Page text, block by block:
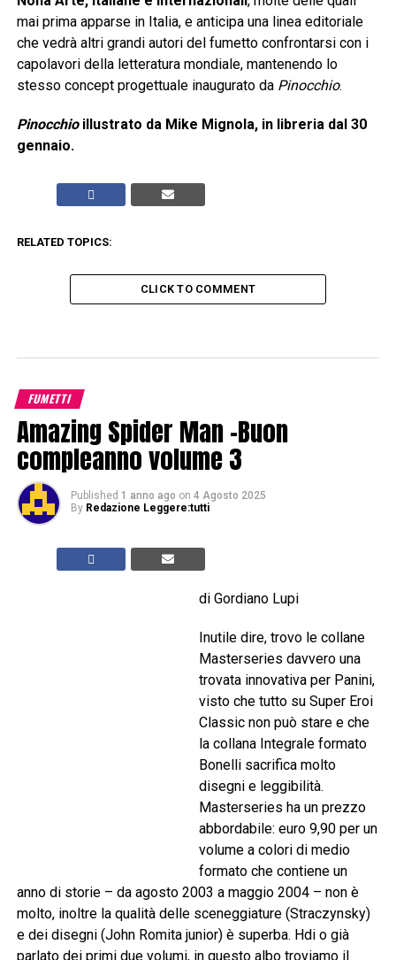
mai prima apparse in Italia, e anticipa una linea editoriale
che vedrà altri grandi autori del fumetto confrontarsi con i
capolavori della letteratura mondiale, mantenendo lo
stesso concept progettuale inaugurato da Pinocchio.
Pinocchioillustrato da Mike Mignola, in libreria dal 30
gennaio.
RELATED TOPICS:
CLICK TO COMMENT
FUMETTI
Amazing Spider Man -Buon
compleanno volume 3
Published 1 anno ago on 4 Agosto 2025
By Redazione Leggere:tutti
di Gordiano Lupi
Inutile dire, trovo le collane
Masterseries davvero una
trovata innovativa per Panini,
visto che tutto su Super Eroi
Classic non può stare e che
la collana Integrale formato
Bonelli sacrifica molto
disegni e leggibilità.
Masterseries ha un prezzo
abbordabile: euro 9,90 per un
volume a colori di medio
formato che contiene un
anno di storie – da agosto 2003 a maggio 2004 – non è
molto, inoltre la qualità delle sceneggiature (Straczynsky)
e dei disegni (John Romita junior) è superba. Hdi o già
parlato dei primi due volumi, in questo albo troviamo il